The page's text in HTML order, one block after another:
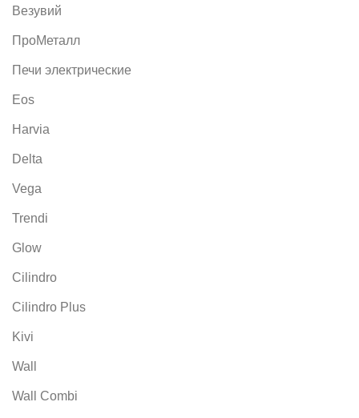
Везувий
ПроМеталл
Печи электрические
Eos
Harvia
Delta
Vega
Trendi
Glow
Cilindro
Cilindro Plus
Kivi
Wall
Wall Combi